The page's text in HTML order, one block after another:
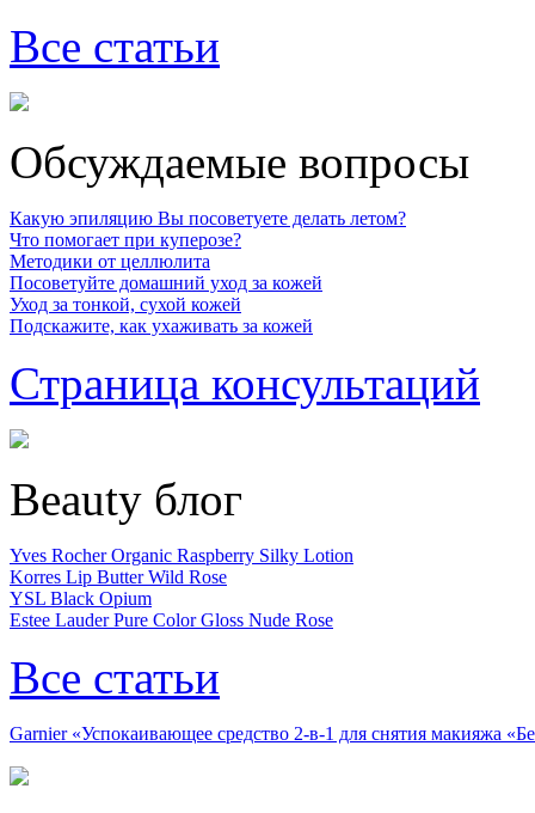
Все статьи
Обсуждаемые вопросы
Какую эпиляцию Вы посоветуете делать летом?
Что помогает при куперозе?
Методики от целлюлита
Посоветуйте домашний уход за кожей
Уход за тонкой, сухой кожей
Подскажите, как ухаживать за кожей
Страница консультаций
Beauty блог
Yves Rocher Organic Raspberry Silky Lotion
Korres Lip Butter Wild Rose
YSL Black Opium
Estee Lauder Pure Color Gloss Nude Rose
Все статьи
Garnier «Успокаивающее средство 2-в-1 для снятия макияжа